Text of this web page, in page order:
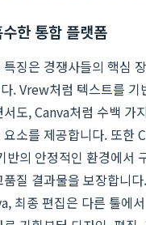
한 통합 플랫폼
징은 경쟁사들의 핵심
. Vrew처럼 텍스트를 기
도, Canva처럼 수백 가
소를 제공합니다. 또한
반의 안정적인 환경에서
질 결과물을 보장합니
최종 편집은 다른 툴에